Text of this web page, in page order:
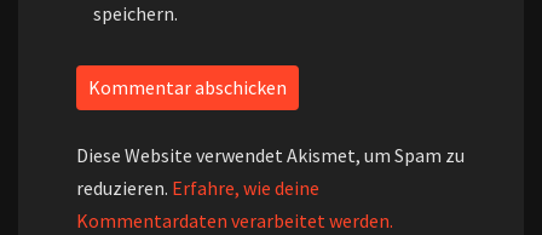
speichern.
Diese Website verwendet Akismet, um Spam zu
reduzieren. Erfahre, wie deine
Kommentardaten verarbeitet werden.